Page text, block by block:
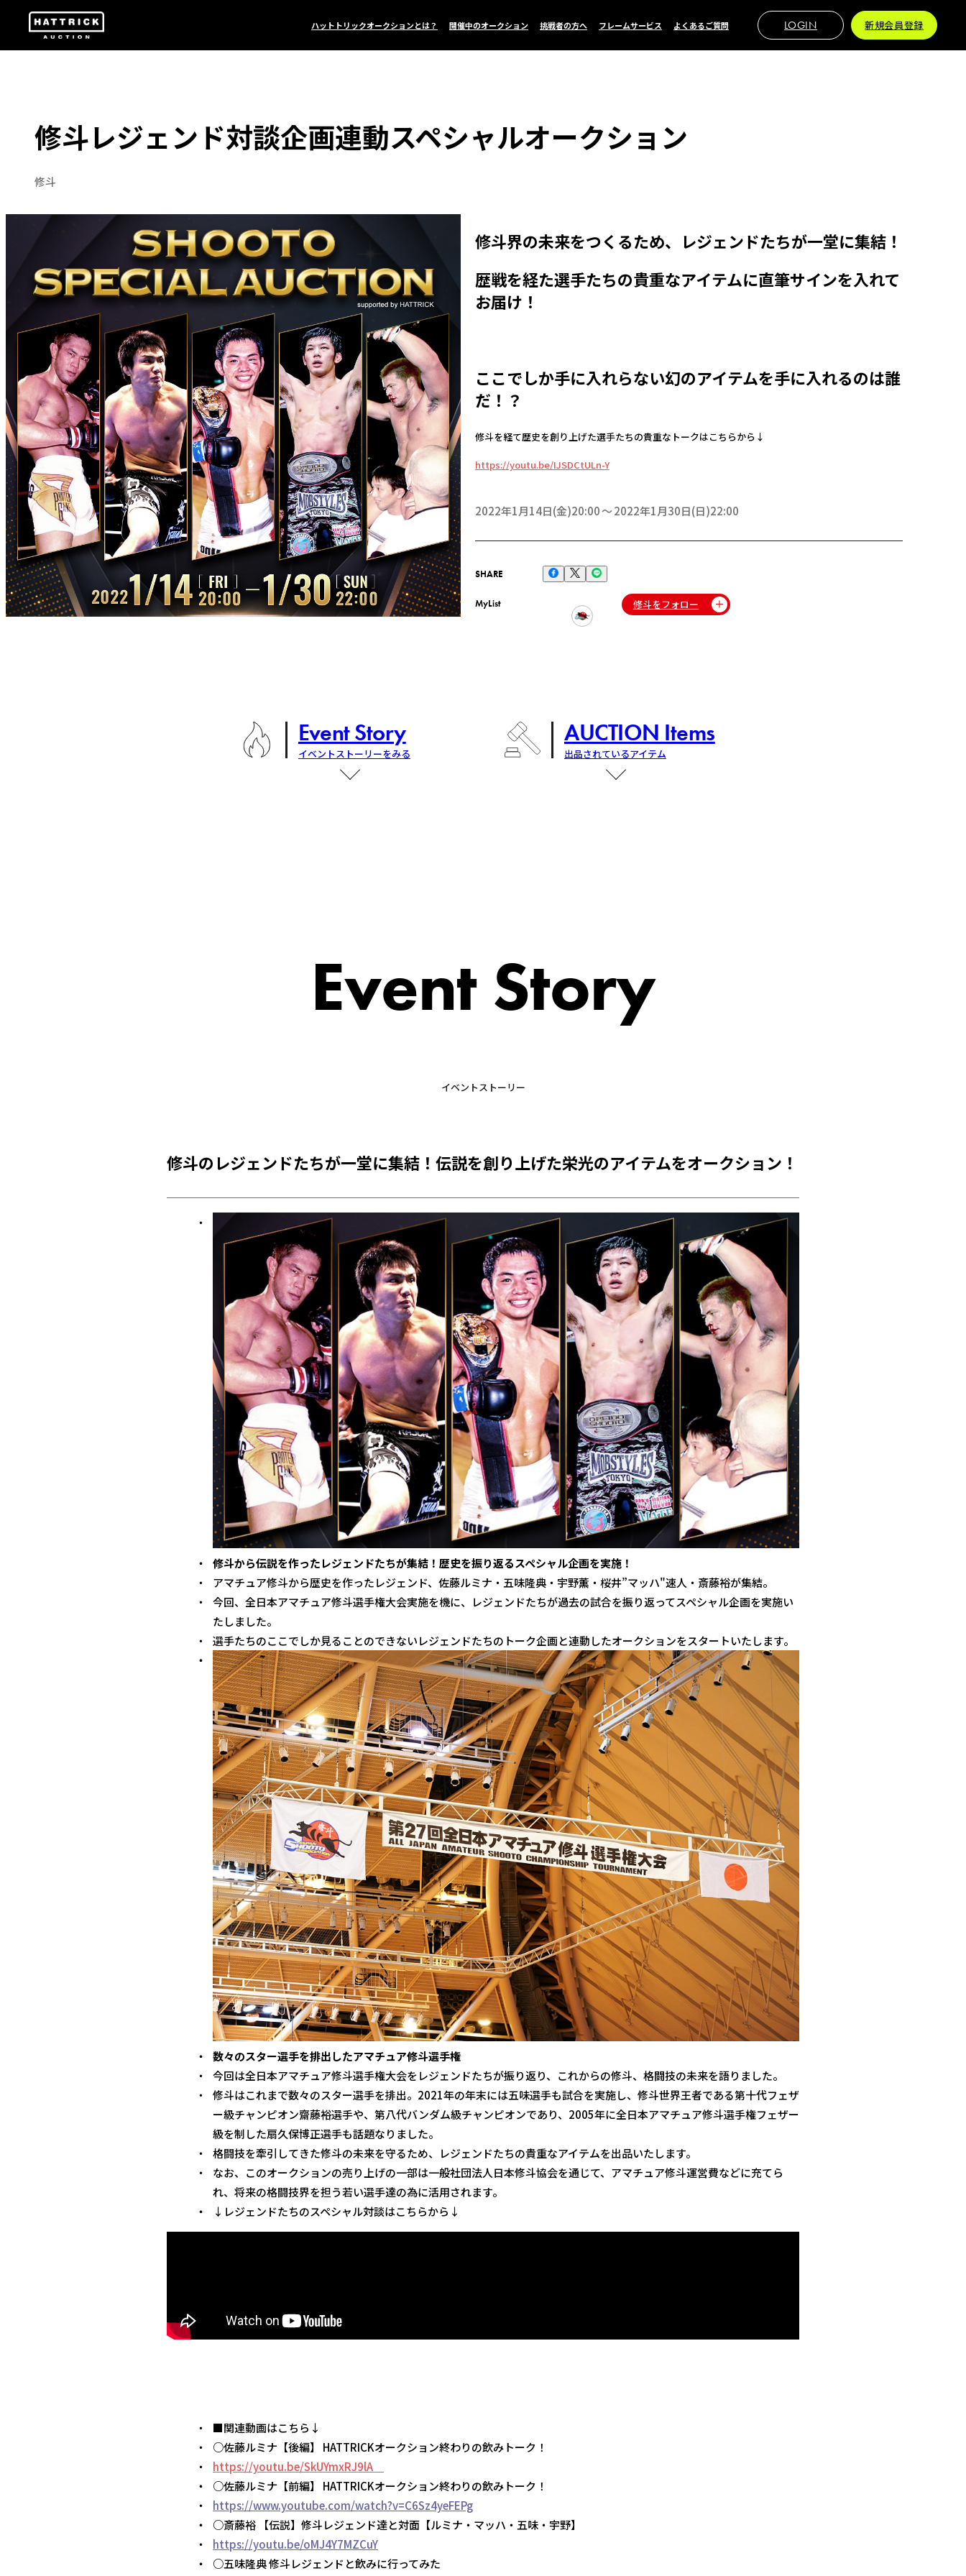
ハットトリックオークションとは？ 開催中のオークション 挑戦者の方へ フレームサービス よくあるご質問 LOGIN 新規会員登録
修斗レジェンド対談企画連動スペシャルオークション
修斗
修斗界の未来をつくるため、レジェンドたちが一堂に集結！
歴戦を経た選手たちの貴重なアイテムに直筆サインを入れて
お届け！
ここでしか手に入れらない幻のアイテムを手に入れるのは誰
だ！？
修斗を経て歴史を創り上げた選手たちの貴重なトークはこちらから↓
https://youtu.be/IJSDCtULn-Y
2022年1月14日(金)20:00 2022年1月30日(日)22:00
SHARE
MyList 修斗をフォロー
Event Story
イベントストーリーをみる
AUCTION Items
出品されているアイテム
Event Story
イベントストーリー
修斗のレジェンドたちが一堂に集結！伝説を創り上げた栄光のアイテムをオークション！
修斗から伝説を作ったレジェンドたちが集結！歴史を振り返るスペシャル企画を実施！
アマチュア修斗から歴史を作ったレジェンド、佐藤ルミナ・五味隆典・宇野薫・桜井”マッハ"速人・斎藤裕が集結。
今回、全日本アマチュア修斗選手権大会実施を機に、レジェンドたちが過去の試合を振り返ってスペシャル企画を実施い
たしました。
選手たちのここでしか見ることのできないレジェンドたちのトーク企画と連動したオークションをスタートいたします。
数々のスター選手を排出したアマチュア修斗選手権
今回は全日本アマチュア修斗選手権大会をレジェンドたちが振り返り、これからの修斗、格闘技の未来を語りました。
修斗はこれまで数々のスター選手を排出。2021年の年末には五味選手も試合を実施し、修斗世界王者である第十代フェザ
ー級チャンピオン齋藤裕選手や、第八代バンダム級チャンピオンであり、2005年に全日本アマチュア修斗選手権フェザー
級を制した扇久保博正選手も話題なりました。
格闘技を牽引してきた修斗の未来を守るため、レジェンドたちの貴重なアイテムを出品いたします。
なお、このオークションの売り上げの一部は一般社団法人日本修斗協会を通じて、アマチュア修斗運営費などに充てら
れ、将来の格闘技界を担う若い選手達の為に活用されます。
↓レジェンドたちのスペシャル対談はこちらから↓
■関連動画はこちら↓
○佐藤ルミナ【後編】 HATTRICKオークション終わりの飲みトーク！
https://youtu.be/SkUYmxRJ9lA
○佐藤ルミナ【前編】 HATTRICKオークション終わりの飲みトーク！
https://www.youtube.com/watch?v=C6Sz4yeFEPg
○斎藤裕 【伝説】修斗レジェンド達と対面【ルミナ・マッハ・五味・宇野】
https://youtu.be/oMJ4Y7MZCuY
○五味隆典 修斗レジェンドと飲みに行ってみた